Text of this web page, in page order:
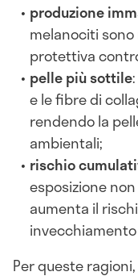
produzione
melanociti
protettiva
pelle più sottile
e le fibre di
rendendo la
ambientali;
rischio
esposizione
aumenta il
Per queste